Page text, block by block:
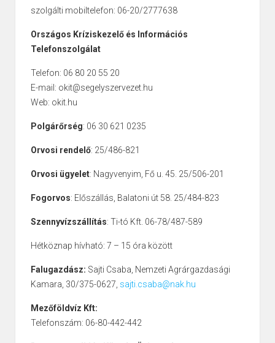
szolgálti mobiltelefon: 06-20/2777638
Országos Kríziskezelő és Információs
Telefonszolgálat
Telefon: 06 80 20 55 20
E-mail: okit@segelyszervezet.hu
Web: okit.hu
Polgárőrség: 06 30 621 0235
Orvosi rendelő: 25/486-821
Orvosi ügyelet: Nagyvenyim, Fő u. 45. 25/506-201
Fogorvos: Előszállás, Balatoni út 58. 25/484-823
Szennyvízszállítás: Ti-tó Kft. 06-78/487-589
Hétköznap hívható: 7 – 15 óra között
Falugazdász: Sajti Csaba, Nemzeti Agrárgazdasági
Kamara, 30/375-0627, sajti.csaba@nak.hu
Mezőföldvíz Kft:
Telefonszám: 06-80-442-442